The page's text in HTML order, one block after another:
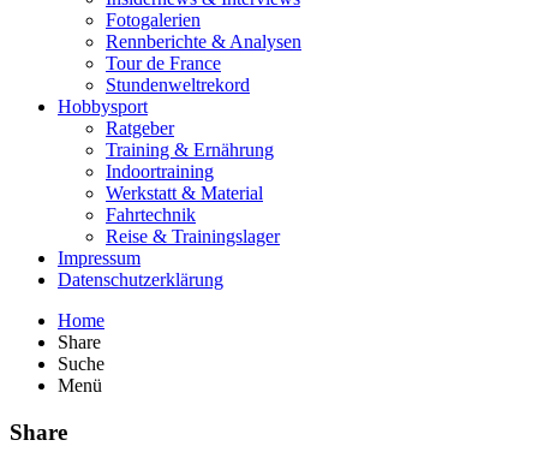
Fotogalerien
Rennberichte & Analysen
Tour de France
Stundenweltrekord
Hobbysport
Ratgeber
Training & Ernährung
Indoortraining
Werkstatt & Material
Fahrtechnik
Reise & Trainingslager
Impressum
Datenschutzerklärung
Home
Share
Suche
Menü
Share